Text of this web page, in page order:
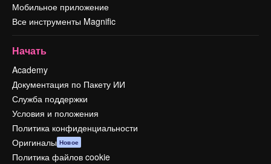
Мобильное приложение
Все инструменты Magnific
Начать
Academy
Документация по Пакету ИИ
Служба поддержки
Условия и положения
Политика конфиденциальности
Оригиналы Новое
Политика файлов cookie